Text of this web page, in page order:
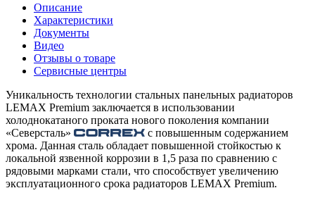
Описание
Характеристики
Документы
Видео
Отзывы о товаре
Сервисные центры
Уникальность технологии стальных панельных радиаторов
LEMAX Premium заключается в использовании
холоднокатаного проката нового поколения компании
«Северсталь»
с повышенным содержанием
хрома. Данная сталь обладает повышенной стойкостью к
локальной язвенной коррозии в 1,5 раза по сравнению с
рядовыми марками стали, что способствует увеличению
эксплуатационного срока радиаторов LEMAX Premium.